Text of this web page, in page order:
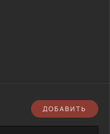
ДОБАВИТЬ